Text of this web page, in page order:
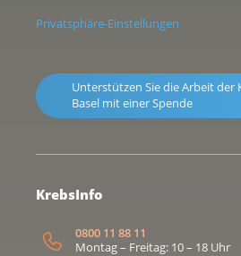
Privatsphäre-Einstellungen
Unterstützen Sie die Arbeit der
Basel mit einer Spende
KrebsInfo
0800 11 88 11
Montag – Freitag: 10 – 18 Uhr